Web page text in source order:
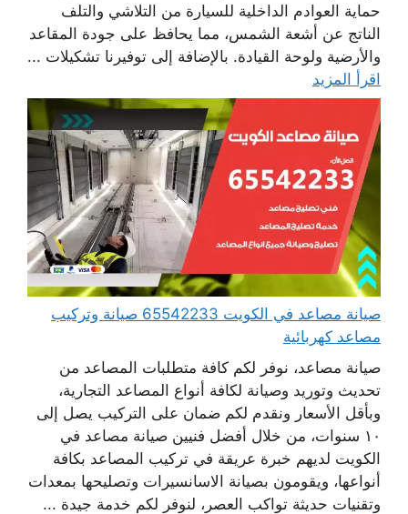
حماية العوادم الداخلية للسيارة من التلاشي والتلف
الناتج عن أشعة الشمس، مما يحافظ على جودة المقاعد
والأرضية ولوحة القيادة. بالإضافة إلى توفيرنا تشكيلات ...
اقرأ المزيد
صيانة مصاعد في الكويت 65542233 صيانة وتركيب
مصاعد كهربائية
صيانة مصاعد، نوفر لكم كافة متطلبات المصاعد من
تحديث وتوريد وصيانة لكافة أنواع المصاعد التجارية،
وبأقل الأسعار ونقدم لكم ضمان على التركيب يصل إلى
١٠ سنوات، من خلال أفضل فنيين صيانة مصاعد في
الكويت لديهم خبرة عريقة في تركيب المصاعد بكافة
أنواعها، ويقومون بصيانة الاسانسيرات وتصليحها بمعدات
وتقنيات حديثة تواكب العصر، لنوفر لكم خدمة جيدة ...